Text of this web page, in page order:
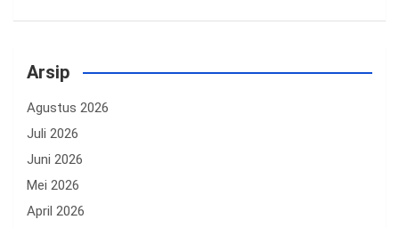
Arsip
Agustus 2026
Juli 2026
Juni 2026
Mei 2026
April 2026